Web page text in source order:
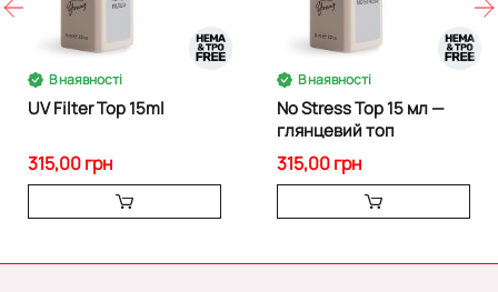
В наявності
UV Filter Top 15ml
315,00 грн
В наявності
No Stress Top 15 мл —
глянцевий топ
315,00 грн